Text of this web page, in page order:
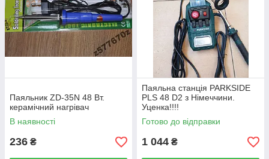
Паяльник ZD-35N 48 Вт.
керамічний нагрівач
В наявності
236 ₴
Паяльна станція PARKSIDE
PLS 48 D2 з Німеччини.
Уценка!!!!
Готово до відправки
1 044 ₴